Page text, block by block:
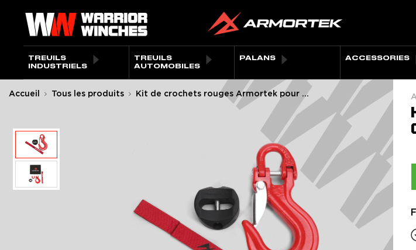
contenu
Warrior
Winches
TREUILS
INDUSTRIELS
TREUILS
AUTOMOBILES
PALANS ACCESSORIES
Accueil Tous les produits Kit de crochets rouges Armortek pour ...
VIDEO